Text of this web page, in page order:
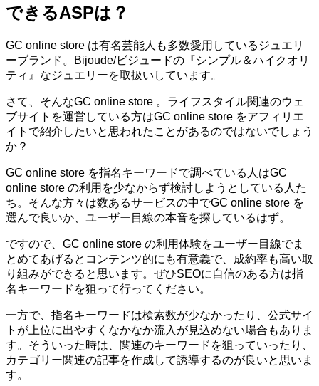
できるASPは？
GC online store は有名芸能人も多数愛用しているジュエリ
ーブランド。Bijoude/ビジュードの『シンプル＆ハイクオリ
ティ』なジュエリーを取扱いしています。
さて、そんなGC online store 。ライフスタイル関連のウェ
ブサイトを運営している方はGC online store をアフィリエ
イトで紹介したいと思われたことがあるのではないでしょう
か？
GC online store を指名キーワードで調べている人はGC
online store の利用を少なからず検討しようとしている人た
ち。そんな方々は数あるサービスの中でGC online store を
選んで良いか、ユーザー目線の本音を探しているはず。
ですので、GC online store の利用体験をユーザー目線でま
とめてあげるとコンテンツ的にも有意義で、成約率も高い取
り組みができると思います。ぜひSEOに自信のある方は指
名キーワードを狙って行ってください。
一方で、指名キーワードは検索数が少なかったり、公式サイ
トが上位に出やすくなかなか流入が見込めない場合もありま
す。そういった時は、関連のキーワードを狙っていったり、
カテゴリー関連の記事を作成して誘導するのが良いと思いま
す。